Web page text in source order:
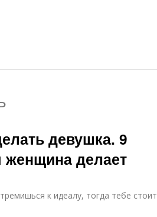
девушка. 9
женщина делает
к идеалу, тогда тебе стоит